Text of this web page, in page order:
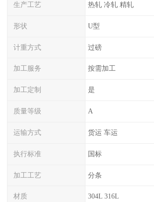
生产工艺 热轧 冷轧 精轧
形状 U型
计重方式 过磅
加工服务 按需加工
加工定制 是
质量等级 A
运输方式 货运 车运
执行标准 国标
加工工艺 分条
材质 304L 316L